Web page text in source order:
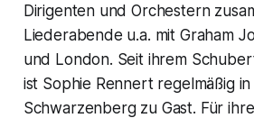
Dirigenten und Orchestern
Liederabende u.a. mit Graham
und London. Seit ihrem
ist Sophie Rennert regelmäßig
Schwarzenberg zu Gast. Für